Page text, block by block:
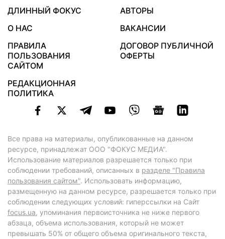
ДЛИННЫЙ ФОКУС
АВТОРЫ
О НАС
ВАКАНСИИ
ПРАВИЛА
ПОЛЬЗОВАНИЯ
САЙТОМ
ДОГОВОР ПУБЛИЧНОЙ
ОФЕРТЫ
РЕДАКЦИОННАЯ
ПОЛИТИКА
Все права на материалы, опубликованные на данном
ресурсе, принадлежат ООО "ФОКУС МЕДИА".
Использование материалов разрешается только при
соблюдении требований, описанных в разделе "Правила
пользования сайтом". Использовать информацию,
размещенную на данном ресурсе, разрешается только при
соблюдении следующих условий: гиперссылки на Сайт
focus.ua, упоминания первоисточника не ниже первого
абзаца, объема использования, который не может
превышать 50% от общего объема оригинального текста,